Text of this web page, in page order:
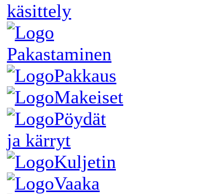
käsittely
Pakastaminen
Pakkaus
Makeiset
Pöydät
ja kärryt
Kuljetin
Vaaka